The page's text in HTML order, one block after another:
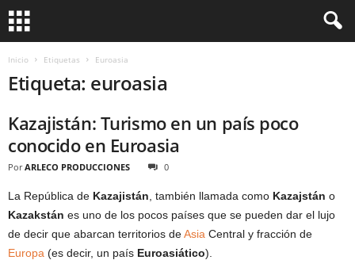
Inicio Etiquetas Euroasia
Etiqueta: euroasia
Kazajistán: Turismo en un país poco
conocido en Euroasia
Por ARLECO PRODUCCIONES 0
La República de Kazajistán , también llamada como Kazajstán o
Kazakstán es uno de los pocos países que se pueden dar el lujo
de decir que abarcan territorios deAsia Central y fracción de
Europa (es decir, un país Euroasiático).